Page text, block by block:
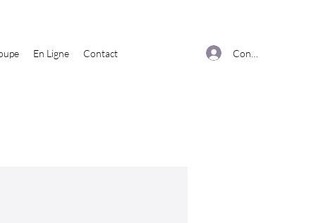
En Ligne Contact Connexion